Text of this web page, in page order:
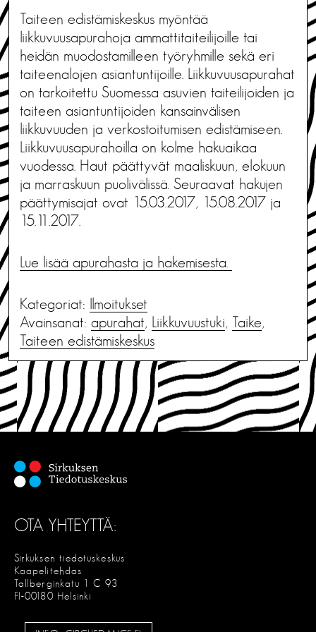
Taiteen edistämiskeskus myöntää
liikkuvuusapurahoja ammattitaiteilijoille tai
heidän muodostamilleen työryhmille sekä eri
taiteenalojen asiantuntijoille. Liikkuvuusapurahat
on tarkoitettu Suomessa asuvien taiteilijoiden ja
taiteen asiantuntijoiden kansainvälisen
liikkuvuuden ja verkostoitumisen edistämiseen.
Liikkuvuusapurahoilla on kolme hakuaikaa
vuodessa. Haut päättyvät maaliskuun, elokuun
ja marraskuun puolivälissä. Seuraavat hakujen
päättymisajat ovat 15.03.2017, 15.08.2017 ja
15.11.2017.
Lue lisää apurahasta ja hakemisesta.
Kategoriat: Ilmoitukset
Avainsanat: apurahat, Liikkuvuustuki, Taike,
Taiteen edistämiskeskus
OTA YHTEYTTÄ:
Sirkuksen tiedotuskeskus
Kaapelitehdas
Tallberginkatu 1 C 93
FI-00180 Helsinki